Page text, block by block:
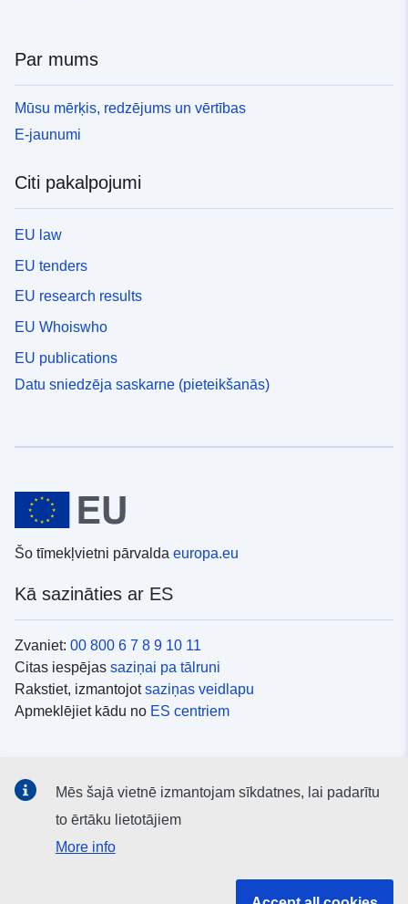
Par mums
Mūsu mērķis, redzējums un vērtības
E-jaunumi
Citi pakalpojumi
EU law
EU tenders
EU research results
EU Whoiswho
EU publications
Datu sniedzēja saskarne (pieteikšanās)
Šo tīmekļvietni pārvalda europa.eu
Kā sazināties ar ES
Zvaniet: 00 800 6 7 8 9 10 11
Citas iespējas saziņai pa tālruni
Rakstiet, izmantojotsaziņas veidlapu
Apmeklējiet kādu no ES centriem
ES kontisociālajos medijos
Mēs šajā vietnē izmantojam sīkdatnes, lai padarītu
to ērtāku lietotājiem
More info